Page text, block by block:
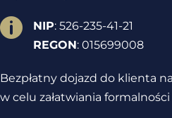

NIP: 526-235-41-21
REGON: 015699008
Bezpłatny dojazd do klienta
w celu załatwiania